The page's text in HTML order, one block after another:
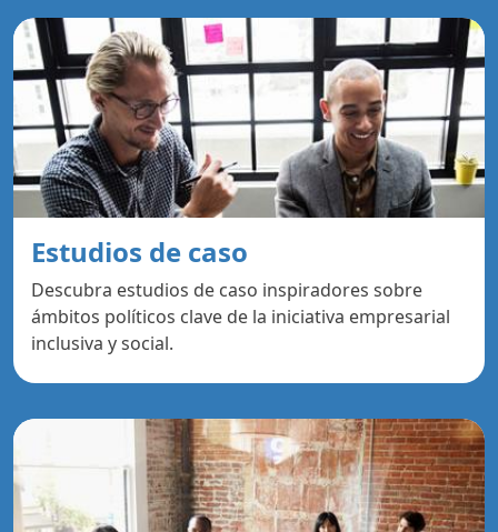
Estudios de caso
Descubra estudios de caso inspiradores sobre
ámbitos políticos clave de la iniciativa empresarial
inclusiva y social.